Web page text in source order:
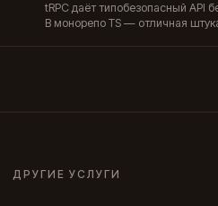
tRPC даёт типобезопасный API
В монорепо TS — отличная
ДРУГИЕ УСЛУГИ